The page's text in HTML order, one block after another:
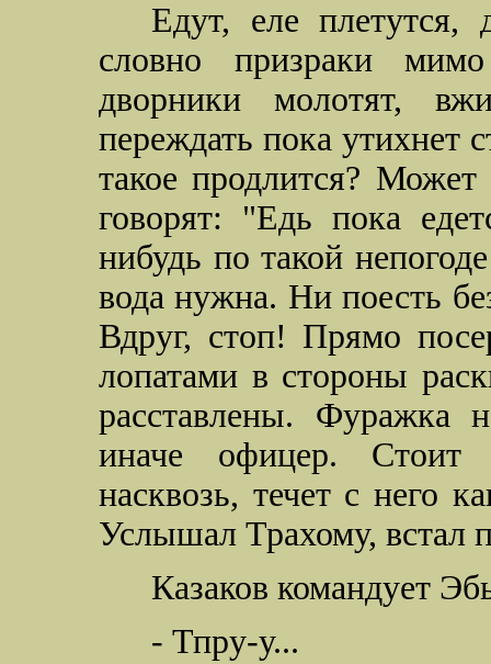
Едут, еле плетутся,
словно призраки
дворники молотят,
переждать пока утихнет
такое продлится?
говорят: "Едь пока
нибудь по такой
вода нужна. Ни поесть
Вдруг, стоп! Прямо
лопатами в стороны
расставлены. Фуражка
иначе офицер. Стоит
насквозь, течет с него
Услышал Трахому, встал
Казаков командует
- Тпру-у...